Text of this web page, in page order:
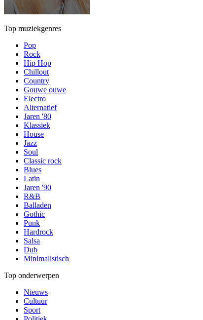
Top muziekgenres
Pop
Rock
Hip Hop
Chillout
Country
Gouwe ouwe
Electro
Alternatief
Jaren '80
Klassiek
House
Jazz
Soul
Classic rock
Blues
Latin
Jaren '90
R&B
Balladen
Gothic
Punk
Hardrock
Salsa
Dub
Minimalistisch
Top onderwerpen
Nieuws
Cultuur
Sport